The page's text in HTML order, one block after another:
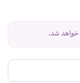
خواهد شد.